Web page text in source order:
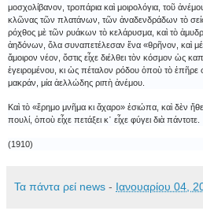
μοσχολίβανον, τροπάρια καὶ μοιρολόγια, τοῦ
κλῶνας τῶν πλατάνων, τῶν ἀναδενδράδων τὸ
ρόχθος μὲ τῶν ρυάκων τὸ κελάρυσμα, καὶ τὸ
ἀηδόνων, ὅλα συναπετέλεσαν ἕνα «θρῆνον, καὶ
ἄμοιρον νέον, ὅστις εἶχε διέλθει τὸν κόσμον ὡς
ἐγειρομένου, κι ὡς πέταλον ρόδου ὁποὺ τὸ ἐπῆρε
μακράν, μία ἀελλώδης ριπὴ ἀνέμου.
Καὶ τὸ «ἔρημο μνῆμα κι ἄχαρο» ἐσιώπα, καὶ δὲν
πουλί, ὁποὺ εἶχε πετάξει κ᾿ εἶχε φύγει διὰ πάντοτε.
(1910)
Τα πάντα ρεί news - Ιανουαρίου 04,